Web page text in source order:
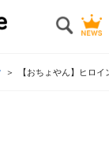
【おちょやん】ヒロ